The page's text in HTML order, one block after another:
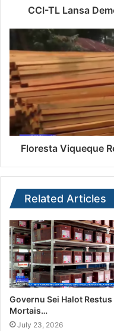
CCI-TL Lansa
Floresta Viqueque
Related Articles
Governu Sei Halot Restus
Mortais…
July 23, 2026